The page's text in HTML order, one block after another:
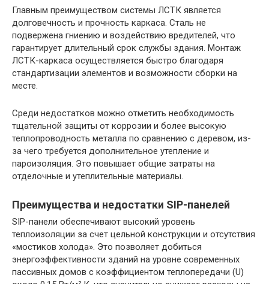
Главным преимуществом системы ЛСТК является
долговечность и прочность каркаса. Сталь не
подвержена гниению и воздействию вредителей, что
гарантирует длительный срок службы здания. Монтаж
ЛСТК-каркаса осуществляется быстро благодаря
стандартизации элементов и возможности сборки на
месте.
Среди недостатков можно отметить необходимость
тщательной защиты от коррозии и более высокую
теплопроводность металла по сравнению с деревом, из-
за чего требуется дополнительное утепление и
пароизоляция. Это повышает общие затраты на
отделочные и утеплительные материалы.
Преимущества и недостатки SIP-панелей
SIP-панели обеспечивают высокий уровень
теплоизоляции за счет цельной конструкции и отсутствия
«мостиков холода». Это позволяет добиться
энергоэффективности зданий на уровне современных
пассивных домов с коэффициентом теплопередачи (U)